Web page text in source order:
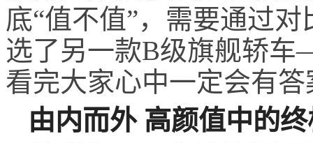
底“值不值”，需要通过
选了另一款B级旗舰轿
看完大家心中一定会有答
由内而外 高颜值中的